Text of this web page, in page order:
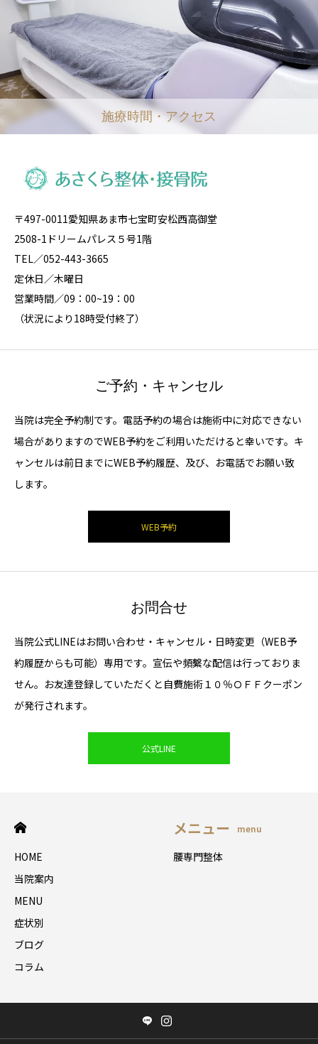
施療時間・アクセス
〒497-0011愛知県あま市七宝町安松西高御堂
2508-1ドリームパレス５号1階
TEL／052-443-3665
定休日／木曜日
営業時間／09：00~19：00
（状況により18時受付終了）
ご予約・キャンセル
当院は完全予約制です。電話予約の場合は施術中に対応できない
場合がありますのでWEB予約をご利用いただけると幸いです。キ
ャンセルは前日までにWEB予約履歴、及び、お電話でお願い致
します。
WEB予約
お問合せ
当院公式LINEはお問い合わせ・キャンセル・日時変更（WEB予
約履歴からも可能）専用です。宣伝や頻繫な配信は行っておりま
せん。お友達登録していただくと自費施術１０％ＯＦＦクーポン
が発行されます。
公式LINE
HOME
当院案内
MENU
症状別
ブログ
コラム
メニュー menu
腰専門整体